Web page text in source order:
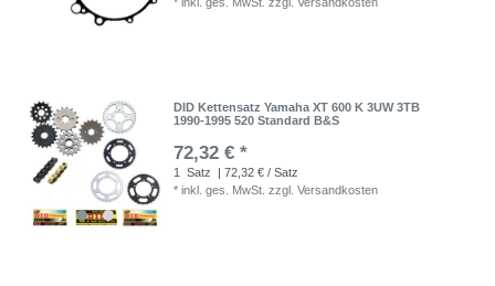
DID Kettensatz Yamaha XT 600 K 3UW 3TB
1990-1995 520 Standard B&S
72,32 € *
1 Satz
| 72,32 € / Satz
*inkl. ges. MwSt. zzgl.Versandkosten